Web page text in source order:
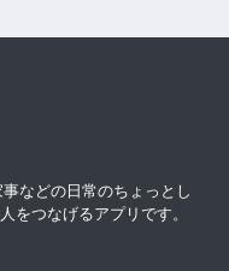
などの日常のちょっとし
をつなげるアプリです。